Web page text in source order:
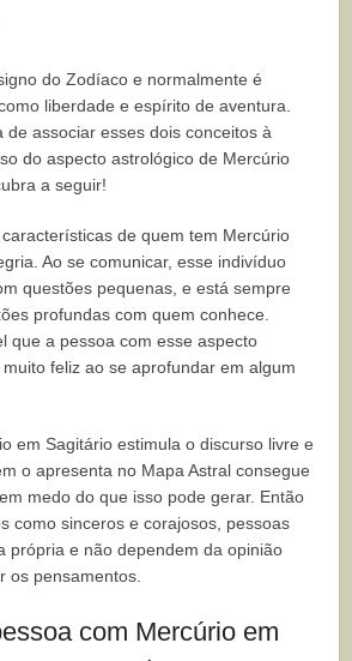
do Zodíaco e normalmente é
liberdade e espírito de aventura.
de associar esses dois conceitos à
do aspecto astrológico de Mercúrio
a seguir!
de quem tem Mercúrio
Ao se comunicar, esse indivíduo
questões pequenas, e está sempre
profundas com quem conhece.
que a pessoa com esse aspecto
feliz ao se aprofundar em algum
em Sagitário estimula o discurso livre e
o apresenta no Mapa Astral consegue
medo do que isso pode gerar. Então
como sinceros e corajosos, pessoas
própria e não dependem da opinião
os pensamentos.
com Mercúrio em